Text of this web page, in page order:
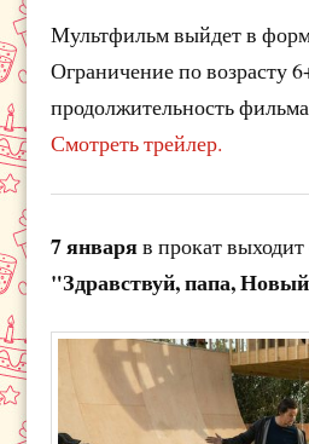
Мультфильм выйдет в
Ограничение по возрасту
продолжительность
Смотреть трейлер.
7 январяв прокат
"Здравствуй, папа,